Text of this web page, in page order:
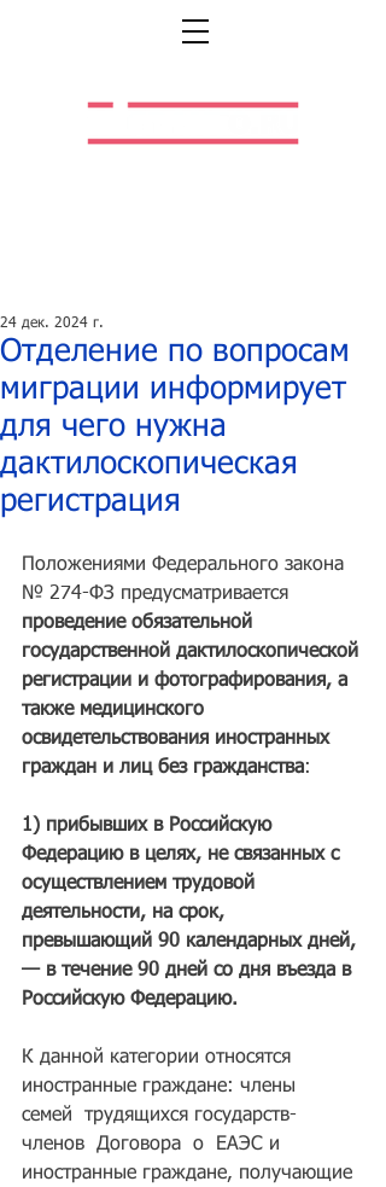
Отделение по вопросам
миграции информирует
для чего нужна
дактилоскопическая
регистрация
24 дек. 2024 г.
Положениями Федерального закона
№ 274-ФЗ предусматривается
проведение обязательной
государственной дактилоскопической
регистрации и фотографирования, а
также медицинского
освидетельствования иностранных
граждан и лиц без гражданства:
1) прибывших в Российскую
Федерацию в целях, не связанных с
осуществлением трудовой
деятельности, на срок,
превышающий 90 календарных дней,
— в течение 90 дней со дня въезда в
Российскую Федерацию.
К данной категории относятся
иностранные граждане: члены
семей  трудящихся государств-
членов  Договора  о  ЕАЭС и
иностранные граждане, получающие